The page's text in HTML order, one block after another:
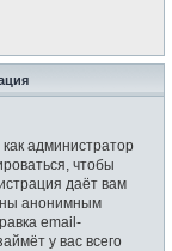
администратор
чтобы
даёт вам
анонимным
email-
у вас всего